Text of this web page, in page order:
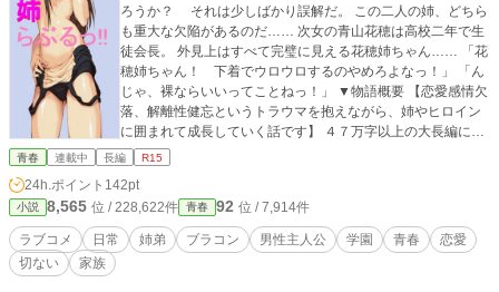
ろうか？ それは少しばかり誤解だ。 この二人の姉、どちら
も重大な欠陥があるのだ…… 次女の青山花穂は高校二年で生
徒会長。 外見上はすべて完璧に見える花穂姉ちゃん…… 「花
穂姉ちゃん！ 下着でウロウロするのやめろよなっ！」 「ん
じゃ、裸ならいいってことねっ！」 ▼物語概要 【恋愛感情欠
落、解離性健忘というトラウマを抱えながら、姉やヒロイン
に囲まれて成長していく話です】 ４７万字以上の大長編にな
ります。(2025年9月現在) 【※不健全ラブコメの注意事項】
引き、ドシモ、変態、マニアック、陰謀と陰毛渦巻くご都合
主義のオンパレードです。 それをウリにして、ギャグなど
をミックスした作品です。一話(1部分)1800～3000字と短
く、四コマ漫画感覚で手軽に読めます。 全編47万字前後と
青春 連載中 長編 R15
24h.ポイント 142pt
小説 8,565 位 / 228,622件 青春 92 位 / 7,914件
ラブコメ 日常 姉弟 ブラコン 男性主人公 学園 青春
恋愛
切ない
家族